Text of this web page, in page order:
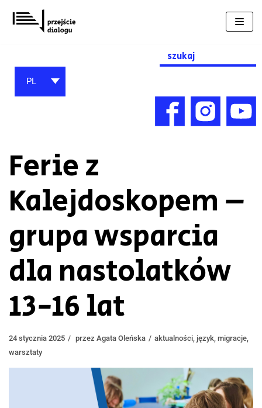
Przejdź
do
Search
for:
PL
Ferie z
Kalejdoskopem –
grupa wsparcia
dla nastolatków
13-16 lat
24 stycznia 2025 przez Agata Oleńska aktualności język migracje
warsztaty